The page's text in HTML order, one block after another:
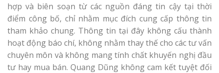
hợp và biên soạn từ các nguồn đáng tin cậy tại thời
điểm công bố, chỉ nhằm mục đích cung cấp thông tin
tham khảo chung. Thông tin tại đây không cấu thành
hoạt động báo chí, không nhằm thay thế cho các tư vấn
chuyên môn và không mang tính chất khuyến nghị đầu
tư hay mua bán. Quang Dũng không cam kết tuyệt đối